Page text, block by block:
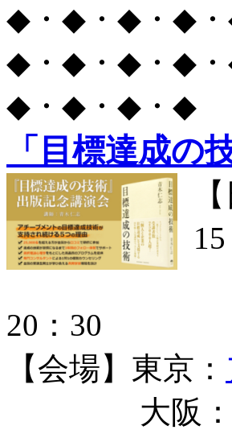
◆・◆・◆・◆
◆・◆・◆・◆
◆・◆・◆・◆
「目標達成
20：30
【会場】東京：
大阪：